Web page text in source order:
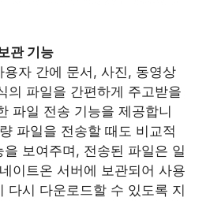
관 기능
용자 간에 문서, 사진, 동영상
의 파일을 간편하게 주고받을
파일 전송 기능을 제공합니
파일을 전송할 때도 비교적
을 보여주며, 전송된 파일은 일
이트온 서버에 보관되어 사용
다시 다운로드할 수 있도록 지